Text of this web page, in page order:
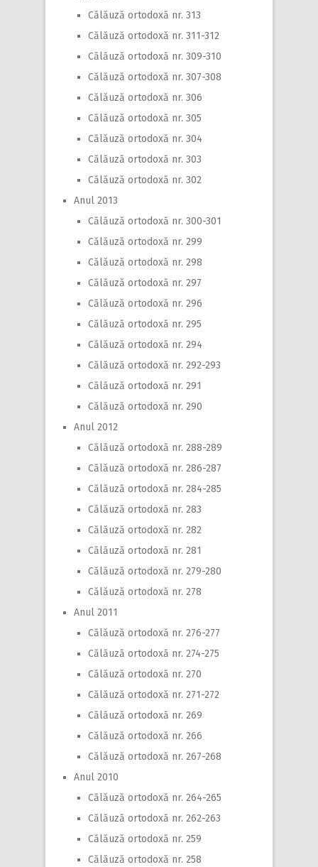
Călăuză ortodoxă nr. 313
Călăuză ortodoxă nr. 311-312
Călăuză ortodoxă nr. 309-310
Călăuză ortodoxă nr. 307-308
Călăuză ortodoxă nr. 306
Călăuză ortodoxă nr. 305
Călăuză ortodoxă nr. 304
Călăuză ortodoxă nr. 303
Călăuză ortodoxă nr. 302
Anul 2013
Călăuză ortodoxă nr. 300-301
Călăuză ortodoxă nr. 299
Călăuză ortodoxă nr. 298
Călăuză ortodoxă nr. 297
Călăuză ortodoxă nr. 296
Călăuză ortodoxă nr. 295
Călăuză ortodoxă nr. 294
Călăuză ortodoxă nr. 292-293
Călăuză ortodoxă nr. 291
Călăuză ortodoxă nr. 290
Anul 2012
Călăuză ortodoxă nr. 288-289
Călăuză ortodoxă nr. 286-287
Călăuză ortodoxă nr. 284-285
Călăuză ortodoxă nr. 283
Călăuză ortodoxă nr. 282
Călăuză ortodoxă nr. 281
Călăuză ortodoxă nr. 279-280
Călăuză ortodoxă nr. 278
Anul 2011
Călăuză ortodoxă nr. 276-277
Călăuză ortodoxă nr. 274-275
Călăuză ortodoxă nr. 270
Călăuză ortodoxă nr. 271-272
Călăuză ortodoxă nr. 269
Călăuză ortodoxă nr. 266
Călăuză ortodoxă nr. 267-268
Anul 2010
Călăuză ortodoxă nr. 264-265
Călăuză ortodoxă nr. 262-263
Călăuză ortodoxă nr. 259
Călăuză ortodoxă nr. 258